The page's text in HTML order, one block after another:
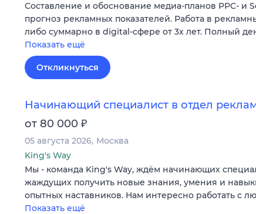
Составление и обоснование медиа-планов PPC- и
прогноз рекламных показателей. Работа в
либо суммарно в digital-сфере от 3х лет. Полный
Показать ещё
Откликнуться
Начинающий специалист в отдел
от 80 000 ₽
05 августа 2026 Москва
King's Way
Мы - команда King's Way, ждём начинающих
жаждущих получить новые знания, умения и
опытных наставников. Нам интересно работать с
Показать ещё